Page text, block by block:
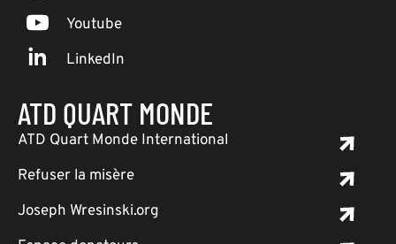
Youtube
LinkedIn
ATD QUART MONDE
ATD Quart Monde International
Refuser la misère
Joseph Wresinski.org